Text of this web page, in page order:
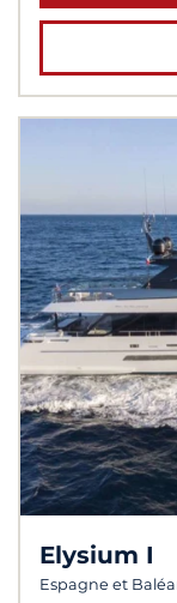
Elysium I
Espagne et